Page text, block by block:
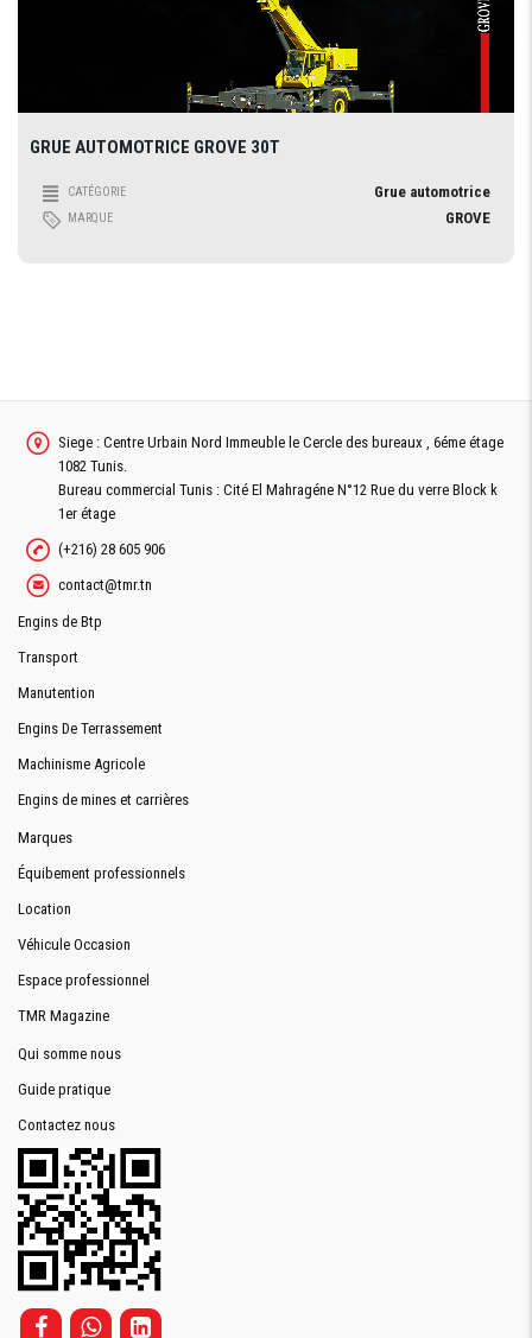
GRUE AUTOMOTRICE GROVE 30T
CATÉGORIE Grue automotrice
MARQUE GROVE
Siege : Centre Urbain Nord Immeuble le Cercle des bureaux , 6éme étage
1082 Tunis.
Bureau commercial Tunis : Cité El Mahragéne N°12 Rue du verre Block k
1er étage
(+216) 28 605 906
contact@tmr.tn
Engins de Btp
Transport
Manutention
Engins De Terrassement
Machinisme Agricole
Engins de mines et carrières
Marques
Équibement professionnels
Location
Véhicule Occasion
Espace professionnel
TMR Magazine
Qui somme nous
Guide pratique
Contactez nous